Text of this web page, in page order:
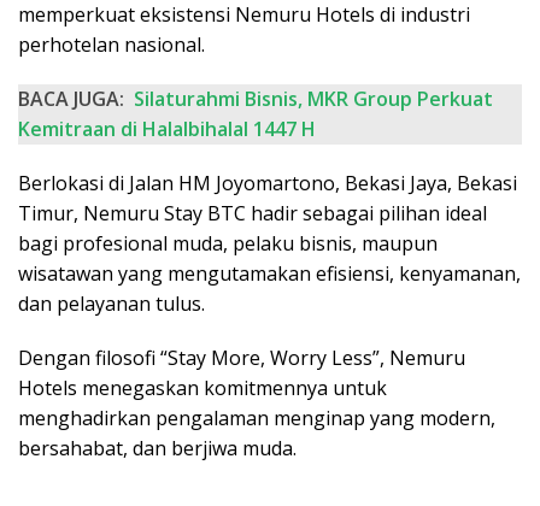
memperkuat eksistensi Nemuru Hotels di industri
perhotelan nasional.
BACA JUGA: Silaturahmi Bisnis, MKR Group Perkuat
Kemitraan di Halalbihalal 1447 H
Berlokasi di Jalan HM Joyomartono, Bekasi Jaya, Bekasi
Timur, Nemuru Stay BTC hadir sebagai pilihan ideal
bagi profesional muda, pelaku bisnis, maupun
wisatawan yang mengutamakan efisiensi, kenyamanan,
dan pelayanan tulus.
Dengan filosofi “Stay More, Worry Less”, Nemuru
Hotels menegaskan komitmennya untuk
menghadirkan pengalaman menginap yang modern,
bersahabat, dan berjiwa muda.